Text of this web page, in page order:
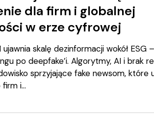
dla firm i globalnej
w erze cyfrowej
ujawnia skalę dezinformacji wokół ESG
po deepfake’i. Algorytmy, AI i brak
sprzyjające fake newsom, które
firm i